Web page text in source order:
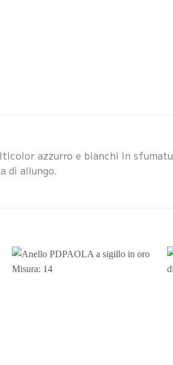
azzurro e bianchi in
di allungo.